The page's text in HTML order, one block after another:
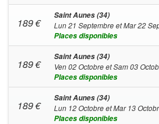
189€
Saint Aunes (34)
Lun 21 Septembre et Mar 22
Places disponibles
189€
Saint Aunes (34)
Ven 02 Octobre et Sam 03
Places disponibles
189€
Saint Aunes (34)
Lun 12 Octobre et Mar 13
Places disponibles